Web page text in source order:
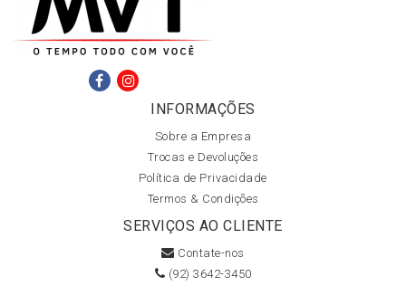
INFORMAÇÕES
Sobre a Empresa
Trocas e Devoluções
Política de Privacidade
Termos & Condições
SERVIÇOS AO CLIENTE
Contate-nos
(92) 3642-3450